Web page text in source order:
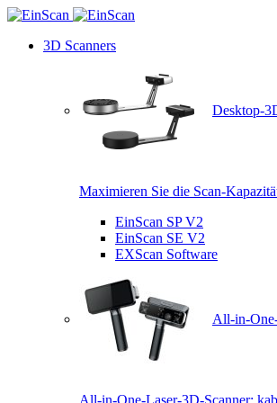
3D Scanners
Desktop-
Maximieren Sie die Scan-
EinScan SP V2
EinScan SE V2
EXScan Software
All-in-
All-in-One-Laser-3D-Scanner: